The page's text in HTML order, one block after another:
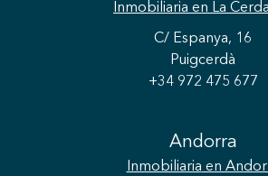
Inmobiliaria en La
C/ Espanya, 16
Puigcerdà
+34 972 475 677
Andorra
Inmobiliaria en